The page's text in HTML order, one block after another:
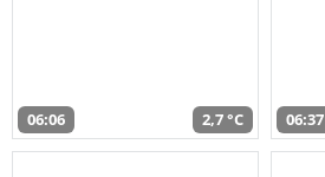
06:06 2,7 °C 06:37